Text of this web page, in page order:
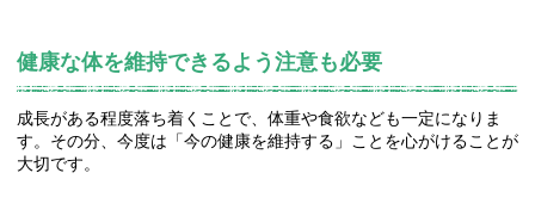
健康な体を維持できるよう注意も必要
成長がある程度落ち着くことで、体重や食欲なども一定になりま
す。その分、今度は「今の健康を維持する」ことを心がけることが
大切です。